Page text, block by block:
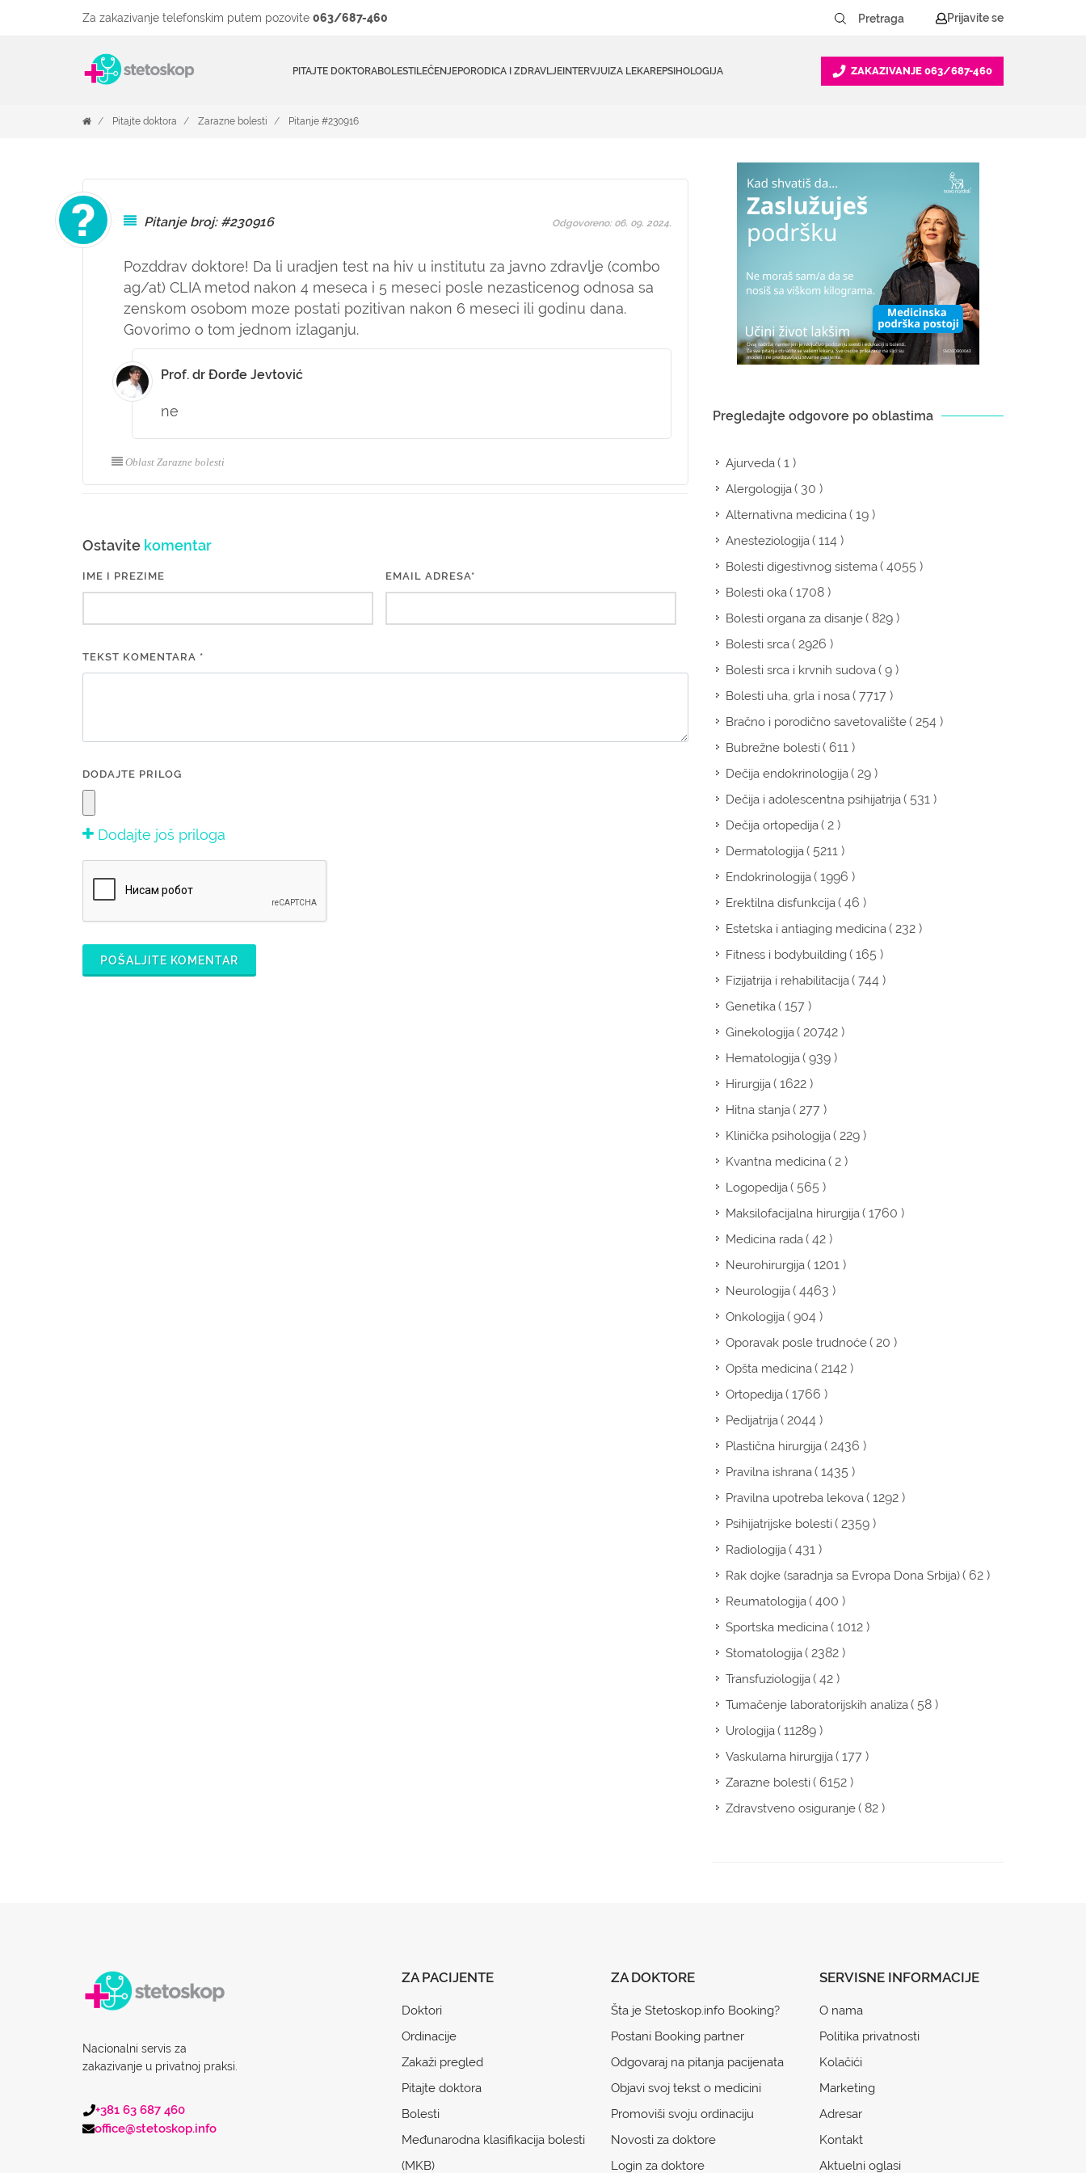
Za zakazivanje telefonskim putem pozovite 063/687-460 Prijavite se
PITAJTE DOKTORABOLESTILEČENJEPORODICA I ZDRAVLJEINTERVJUIZA LEKAREPSIHOLOGIJA ZAKAZIVANJE 063/687-460
Pitajte doktora Zarazne bolesti Pitanje #230916
Pitanje broj: #230916
Pozddrav doktore! Da li uradjen test na hiv u institutu za javno zdravlje (combo
ag/at) CLIA metod nakon 4 meseca i 5 meseci posle nezasticenog odnosa sa
zenskom osobom moze postati pozitivan nakon 6 meseci ili godinu dana.
Govorimo o tom jednom izlaganju.
Odgovoreno: 06. 09. 2024.
Prof. dr Đorđe Jevtović
ne
Oblast Zarazne bolesti
Ostavite komentar
IME I PREZIME EMAIL ADRESA*
TEKST KOMENTARA *
DODAJTE PRILOG
Dodajte još priloga
POŠALJITE KOMENTAR
Pregledajte odgovore po oblastima
Ajurveda( 1 )
Alergologija( 30 )
Alternativna medicina( 19 )
Anesteziologija( 114 )
Bolesti digestivnog sistema( 4055 )
Bolesti oka( 1708 )
Bolesti organa za disanje( 829 )
Bolesti srca( 2926 )
Bolesti srca i krvnih sudova( 9 )
Bolesti uha, grla i nosa( 7717 )
Bračno i porodično savetovalište( 254 )
Bubrežne bolesti( 611 )
Dečija endokrinologija( 29 )
Dečija i adolescentna psihijatrija( 531 )
Dečija ortopedija( 2 )
Dermatologija( 5211 )
Endokrinologija( 1996 )
Erektilna disfunkcija( 46 )
Estetska i antiaging medicina( 232 )
Fitness i bodybuilding( 165 )
Fizijatrija i rehabilitacija( 744 )
Genetika( 157 )
Ginekologija( 20742 )
Hematologija( 939 )
Hirurgija( 1622 )
Hitna stanja( 277 )
Klinička psihologija( 229 )
Kvantna medicina( 2 )
Logopedija( 565 )
Maksilofacijalna hirurgija( 1760 )
Medicina rada( 42 )
Neurohirurgija( 1201 )
Neurologija( 4463 )
Onkologija( 904 )
Oporavak posle trudnoće( 20 )
Opšta medicina( 2142 )
Ortopedija( 1766 )
Pedijatrija( 2044 )
Plastična hirurgija( 2436 )
Pravilna ishrana( 1435 )
Pravilna upotreba lekova( 1292 )
Psihijatrijske bolesti( 2359 )
Radiologija( 431 )
Rak dojke (saradnja sa Evropa Dona Srbija)( 62 )
Reumatologija( 400 )
Sportska medicina( 1012 )
Stomatologija( 2382 )
Transfuziologija( 42 )
Tumačenje laboratorijskih analiza( 58 )
Urologija( 11289 )
Vaskularna hirurgija( 177 )
Zarazne bolesti( 6152 )
Zdravstveno osiguranje( 82 )
Nacionalni servis za
zakazivanje u privatnoj praksi.
+381 63 687 460
office@stetoskop.info
ZA PACIJENTE
Doktori
Ordinacije
Zakaži pregled
Pitajte doktora
Bolesti
Međunarodna klasifikacija bolesti
(MKB)
ZA DOKTORE
Šta je Stetoskop.info Booking?
Postani Booking partner
Odgovaraj na pitanja pacijenata
Objavi svoj tekst o medicini
Promoviši svoju ordinaciju
Novosti za doktore
Login za doktore
SERVISNE INFORMACIJE
O nama
Politika privatnosti
Kolačići
Marketing
Adresar
Kontakt
Aktuelni oglasi